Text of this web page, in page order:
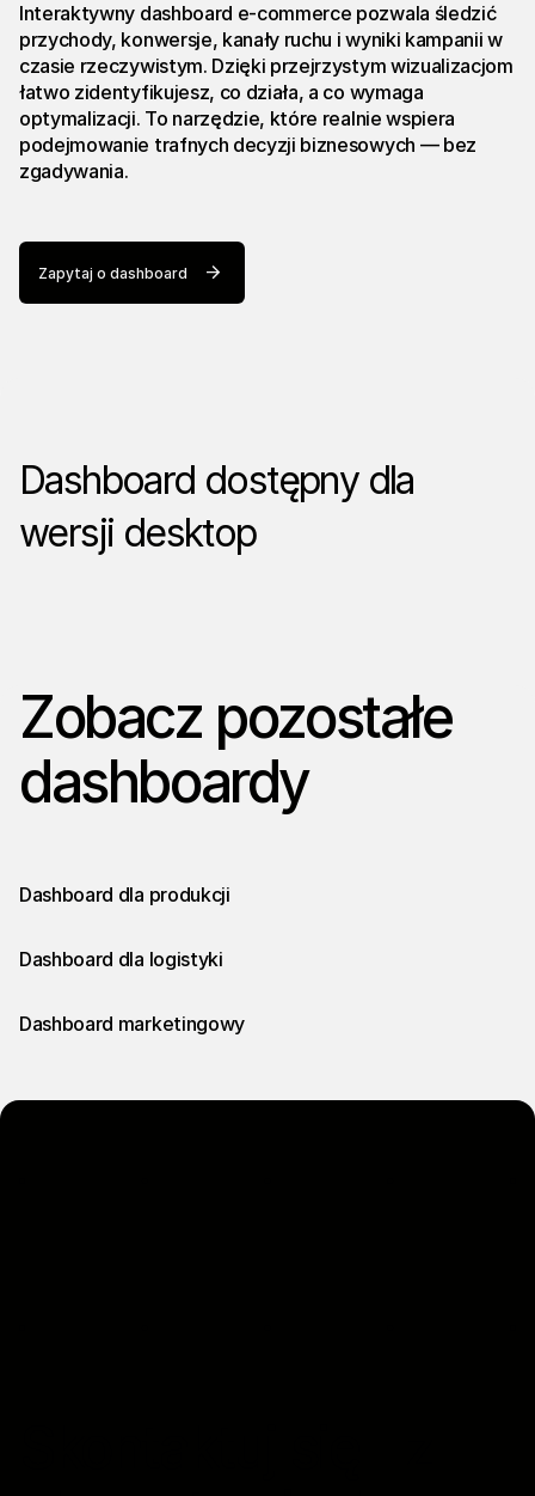
Interaktywny dashboard e-commerce pozwala śledzić
przychody, konwersje, kanały ruchu i wyniki kampanii w
czasie rzeczywistym. Dzięki przejrzystym wizualizacjom
łatwo zidentyfikujesz, co działa, a co wymaga
optymalizacji. To narzędzie, które realnie wspiera
podejmowanie trafnych decyzji biznesowych — bez
zgadywania.
Zapytaj o dashboard
Dashboard dostępny dla
wersji desktop
Zobacz pozostałe
dashboardy
Dashboard dla produkcji
Dashboard dla logistyki
Dashboard marketingowy